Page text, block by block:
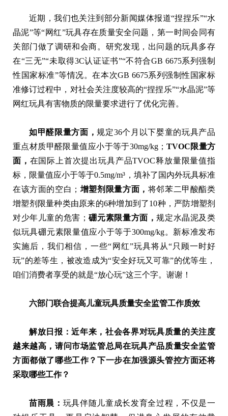
近期，我们也关注到部分新闻媒体报道“捏捏乐”“水
晶泥”等“网红”玩具存在质量安全问题，第一时间会同有
关部门做了调研和会商。研究发现，出问题的玩具多存
在“三无”“未取得3C认证证书”“不符合GB 6675系列强制
性国家标准”等情况。在本次GB 6675系列强制性国家标
准修订过程中，对社会关注度较高的“捏捏乐”“水晶泥”等
网红玩具有害物质的限量要求进行了优化完善。
如甲醛限量方面，规定36个月以下婴童的玩具产品
重点材质甲醛限量值应小于等于30mg/kg； TVOC限量方
面， 在国际上首次提出玩具产品TVOC释放量限量值指
标，限量值应小于等于0.5mg/m³，填补了国内外玩具标准
在该方面的空白； 增塑剂限量方面， 将邻苯二甲酸酯类
增塑剂限量种类由原来的6种增加到了10种，严防增塑剂
对少年儿童的危害； 硼元素限量方面，规定水晶泥及类
似玩具硼元素限量值应小于等于300mg/kg。新标准发布
实施后，我们相信，一些“网红”玩具将从“只顾一时好
玩”的差等生，被改造成为“安全好玩又可靠”的优等生，
咱们消费者享受的就是“放心玩”这三个字。谢谢！
六部门联合提高儿童玩具质量安全监管工作质效
解放日报：近年来，社会各界对玩具质量的关注度
越来越高，请问市场监管总局在玩具产品质量安全监管
方面都做了哪些工作？下一步在加强源头管控方面还将
采取哪些工作？
苗雨晨： 玩具伴随儿童成长发育全过程，不仅是一